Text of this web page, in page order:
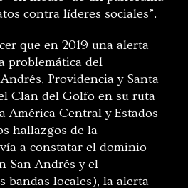
contra líderes sociales”.
que en 2019 una alerta
problemática del
Providencia y Santa
Clan del Golfo en su ruta
América Central y Estados
hallazgos de la
a constatar el dominio
San Andrés y el
bandas locales), la alerta